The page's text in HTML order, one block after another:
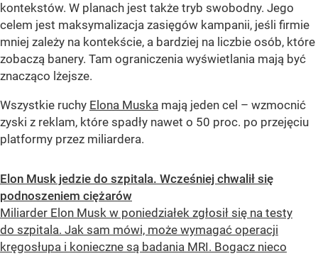
kontekstów. W planach jest także tryb swobodny. Jego
celem jest maksymalizacja zasięgów kampanii, jeśli firmie
mniej zależy na kontekście, a bardziej na liczbie osób, które
zobaczą banery. Tam ograniczenia wyświetlania mają być
znacząco lżejsze.
Wszystkie ruchy Elona Muska mają jeden cel – wzmocnić
zyski z reklam, które spadły nawet o 50 proc. po przejęciu
platformy przez miliardera.
Elon Musk jedzie do szpitala. Wcześniej chwalił się
podnoszeniem ciężarów
Miliarder Elon Musk w poniedziałek zgłosił się na testy
do szpitala. Jak sam mówi, może wymagać operacji
kręgosłupa i konieczne są badania MRI. Bogacz nieco